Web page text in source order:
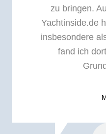
zu bringen.
Yachtinside.de
insbesondere
fand ich